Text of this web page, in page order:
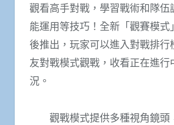
觀看高手對戰，學習戰術和隊伍
能運用等技巧！全新「觀賽模式
後推出，玩家可以進入對戰排行
友對戰模式觀戰，收看正在進行
況。
觀戰模式提供多種視角鏡頭